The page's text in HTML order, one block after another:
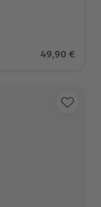
Aktueller
49,90 €